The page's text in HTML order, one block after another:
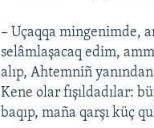
– Uçaqqa mingenimde,
selâmlaşacaq edim,
alıp, Ahtemniñ
Kene olar fışıldadılar:
baqıp, maña qarşı küç